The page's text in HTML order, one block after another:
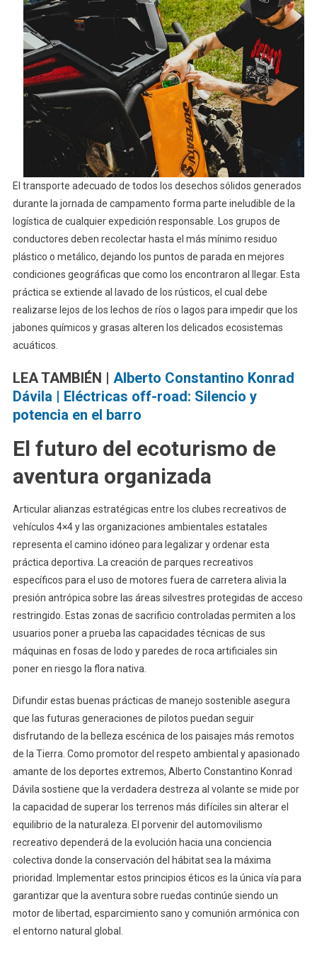
El transporte adecuado de todos los desechos sólidos generados
durante la jornada de campamento forma parte ineludible de la
logística de cualquier expedición responsable. Los grupos de
conductores deben recolectar hasta el más mínimo residuo
plástico o metálico, dejando los puntos de parada en mejores
condiciones geográficas que como los encontraron al llegar. Esta
práctica se extiende al lavado de los rústicos, el cual debe
realizarse lejos de los lechos de ríos o lagos para impedir que los
jabones químicos y grasas alteren los delicados ecosistemas
acuáticos.
LEA TAMBIÉN | Alberto Constantino Konrad
Dávila | Eléctricas off-road: Silencio y
potencia en el barro
El futuro del ecoturismo de
aventura organizada
Articular alianzas estratégicas entre los clubes recreativos de
vehículos 4×4 y las organizaciones ambientales estatales
representa el camino idóneo para legalizar y ordenar esta
práctica deportiva. La creación de parques recreativos
específicos para el uso de motores fuera de carretera alivia la
presión antrópica sobre las áreas silvestres protegidas de acceso
restringido. Estas zonas de sacrificio controladas permiten a los
usuarios poner a prueba las capacidades técnicas de sus
máquinas en fosas de lodo y paredes de roca artificiales sin
poner en riesgo la flora nativa.
Difundir estas buenas prácticas de manejo sostenible asegura
que las futuras generaciones de pilotos puedan seguir
disfrutando de la belleza escénica de los paisajes más remotos
de la Tierra. Como promotor del respeto ambiental y apasionado
amante de los deportes extremos, Alberto Constantino Konrad
Dávila sostiene que la verdadera destreza al volante se mide por
la capacidad de superar los terrenos más difíciles sin alterar el
equilibrio de la naturaleza. El porvenir del automovilismo
recreativo dependerá de la evolución hacia una conciencia
colectiva donde la conservación del hábitat sea la máxima
prioridad. Implementar estos principios éticos es la única vía para
garantizar que la aventura sobre ruedas continúe siendo un
motor de libertad, esparcimiento sano y comunión armónica con
el entorno natural global.